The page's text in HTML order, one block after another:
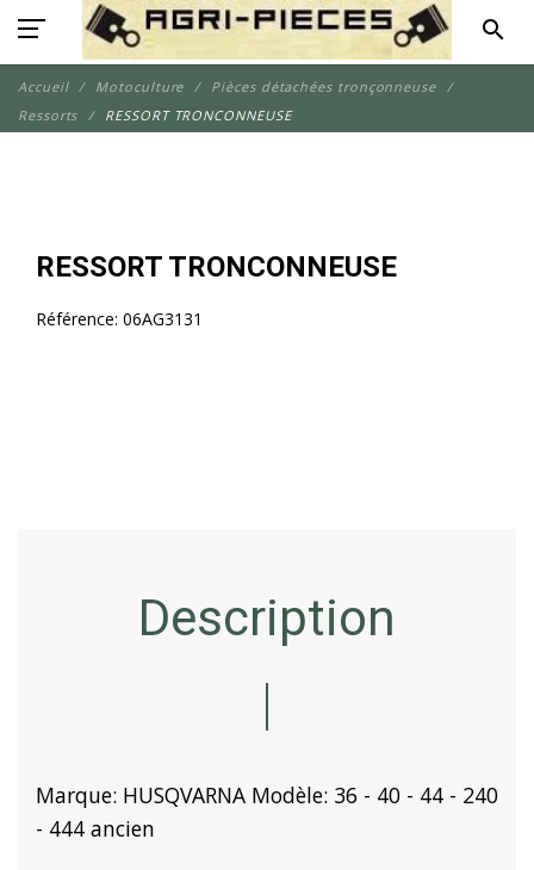
search
Accueil Motoculture
Pièces détachées tronçonneuse
Ressorts
RESSORT TRONCONNEUSE
RESSORT TRONCONNEUSE
Référence: 06AG3131
Description
Marque: HUSQVARNA Modèle: 36 - 40 - 44 - 240
- 444 ancien